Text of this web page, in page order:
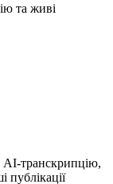
та живі
публікації